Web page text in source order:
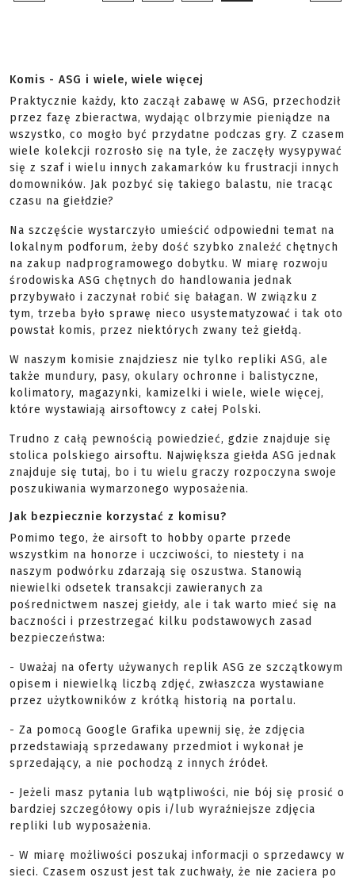
Komis - ASG i wiele, wiele więcej
Praktycznie każdy, kto zaczął zabawę w ASG, przechodził
przez fazę zbieractwa, wydając olbrzymie pieniądze na
wszystko, co mogło być przydatne podczas gry. Z czasem
wiele kolekcji rozrosło się na tyle, że zaczęły wysypywać
się z szaf i wielu innych zakamarków ku frustracji innych
domowników. Jak pozbyć się takiego balastu, nie tracąc
czasu na giełdzie?
Na szczęście wystarczyło umieścić odpowiedni temat na
lokalnym podforum, żeby dość szybko znaleźć chętnych
na zakup nadprogramowego dobytku. W miarę rozwoju
środowiska ASG chętnych do handlowania jednak
przybywało i zaczynał robić się bałagan. W związku z
tym, trzeba było sprawę nieco usystematyzować i tak oto
powstał komis, przez niektórych zwany też giełdą.
W naszym komisie znajdziesz nie tylko repliki ASG, ale
także mundury, pasy, okulary ochronne i balistyczne,
kolimatory, magazynki, kamizelki i wiele, wiele więcej,
które wystawiają airsoftowcy z całej Polski.
Trudno z całą pewnością powiedzieć, gdzie znajduje się
stolica polskiego airsoftu. Największa giełda ASG jednak
znajduje się tutaj, bo i tu wielu graczy rozpoczyna swoje
poszukiwania wymarzonego wyposażenia.
Jak bezpiecznie korzystać z komisu?
Pomimo tego, że airsoft to hobby oparte przede
wszystkim na honorze i uczciwości, to niestety i na
naszym podwórku zdarzają się oszustwa. Stanowią
niewielki odsetek transakcji zawieranych za
pośrednictwem naszej giełdy, ale i tak warto mieć się na
baczności i przestrzegać kilku podstawowych zasad
bezpieczeństwa:
- Uważaj na oferty używanych replik ASG ze szczątkowym
opisem i niewielką liczbą zdjęć, zwłaszcza wystawiane
przez użytkowników z krótką historią na portalu.
- Za pomocą Google Grafika upewnij się, że zdjęcia
przedstawiają sprzedawany przedmiot i wykonał je
sprzedający, a nie pochodzą z innych źródeł.
- Jeżeli masz pytania lub wątpliwości, nie bój się prosić o
bardziej szczegółowy opis i/lub wyraźniejsze zdjęcia
repliki lub wyposażenia.
- W miarę możliwości poszukaj informacji o sprzedawcy w
sieci. Czasem oszust jest tak zuchwały, że nie zaciera po